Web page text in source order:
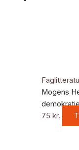
Mogens
75 kr.